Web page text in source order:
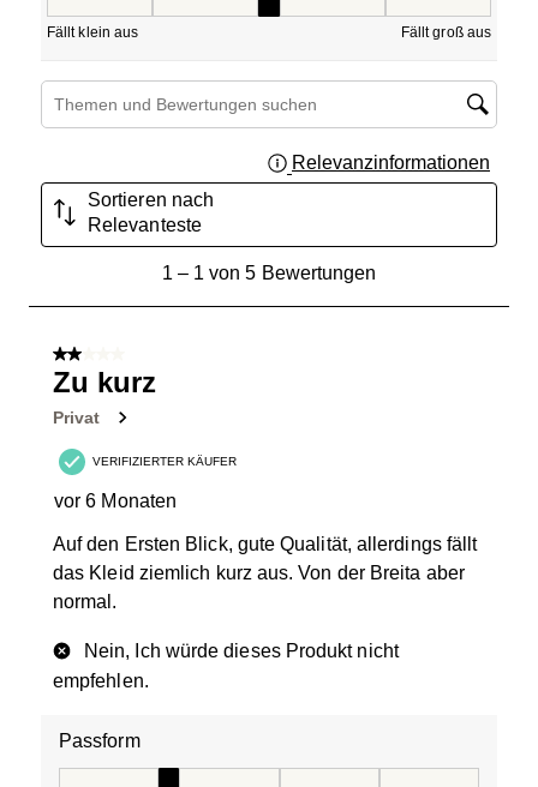
Fällt klein aus Fällt groß aus
Suchthemen und Bewertungen Suchregion
Relevanzinformationen
Sortieren nach
Relevanteste
von
Bewertungen.
1– 1 von 5 Bewertungen
2 von 5 Sternen.
Zu kurz
Privat
VERIFIZIERTER KÄUFER
vor 6 Monaten
Auf den Ersten Blick, gute Qualität, allerdings fällt
das Kleid ziemlich kurz aus. Von der Breita aber
normal.
Nein, Ich würde dieses Produkt nicht
empfehlen.
Passform